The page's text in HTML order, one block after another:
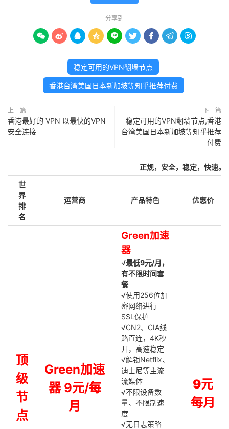
分享到
        
稳定可用的VPN翻墙节点
香港台湾美国日本新加坡等知乎推荐付费
上一篇
香港最好的 VPN 以最快的VPN
安全连接
下一篇
稳定可用的VPN翻墙节点,香港
台湾美国日本新加坡等知乎推荐
付费
正规，安全，稳定，快速。
世
界
排
名
运营商 产品特色 优惠价
顶
级
节
点
Green加速
器 9元/每
月
Green加速
器
√最低9元/月，
有不限时间套
餐
√使用256位加
密网络进行
SSL保护
√CN2、CIA线
路直连，4K秒
开，高速稳定
√解锁Netflix、
迪士尼等主流
流媒体
√不限设备数
量、不限制速
度
√无日志策略
9元
每月